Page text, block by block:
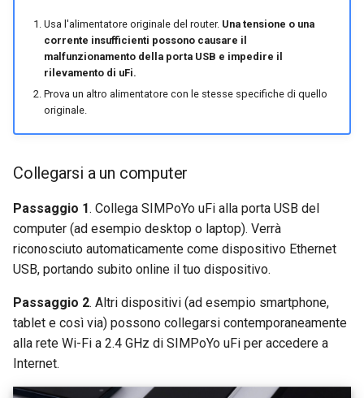
Usa l'alimentatore originale del router. Una tensione o una
corrente insufficienti possono causare il
malfunzionamento della porta USB e impedire il
rilevamento di uFi.
Prova un altro alimentatore con le stesse specifiche di quello
originale.
Collegarsi a un computer
Passaggio 1. Collega SIMPoYo uFi alla porta USB del
computer (ad esempio desktop o laptop). Verrà
riconosciuto automaticamente come dispositivo Ethernet
USB, portando subito online il tuo dispositivo.
Passaggio 2. Altri dispositivi (ad esempio smartphone,
tablet e così via) possono collegarsi contemporaneamente
alla rete Wi-Fi a 2.4 GHz di SIMPoYo uFi per accedere a
Internet.